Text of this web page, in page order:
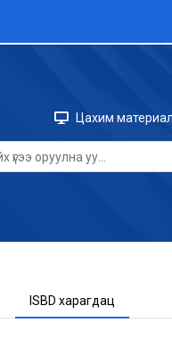
Цахим материал
ISBD харагдац